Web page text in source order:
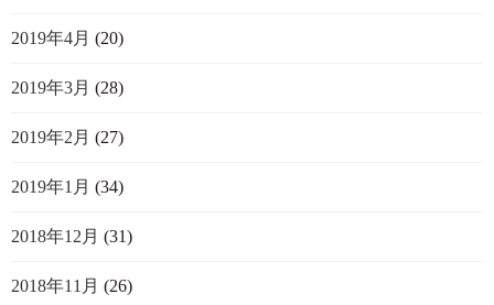
2019年4月 (20)
2019年3月 (28)
2019年2月 (27)
2019年1月 (34)
2018年12月 (31)
2018年11月 (26)